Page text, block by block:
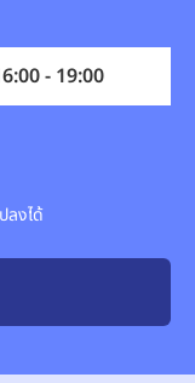
- 19:00
ลงได้